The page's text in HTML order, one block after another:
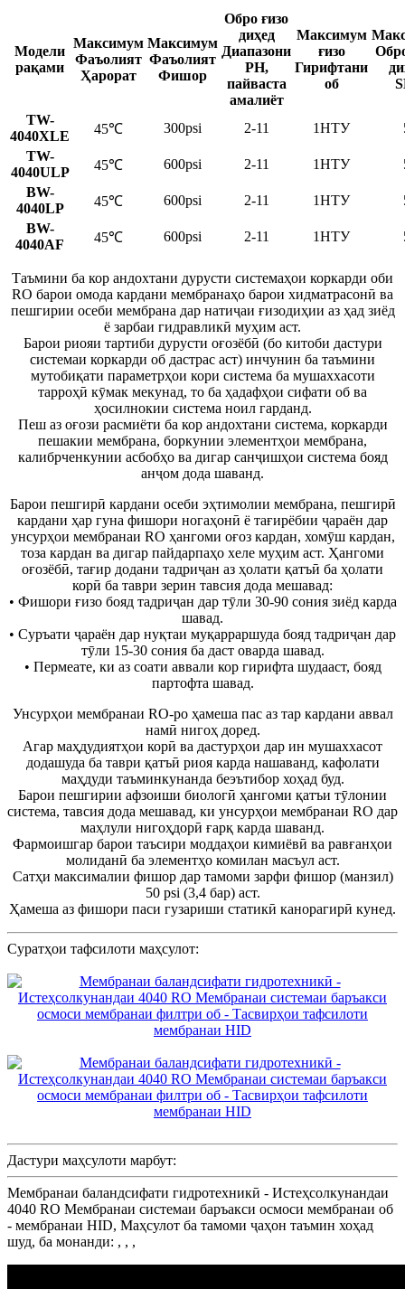
Модели
рақами
Максимум
Фаъолият
Ҳарорат
Максимум
Фаъолият
Фишор
Обро ғизо
диҳед
Диапазони
PH,
пайваста
амалиёт
Максимум
ғизо
Гирифтани
об
TW-
4040XLE
45℃ 300psi 2-11 1НТУ
TW-
4040ULP
45℃ 600psi 2-11 1НТУ
BW-
4040LP
45℃ 600psi 2-11 1НТУ
BW-
4040AF
45℃ 600psi 2-11 1НТУ
Таъмини ба кор андохтани дурусти системаҳои коркарди оби
RO барои омода кардани мембранаҳо барои хидматрасонӣ ва
пешгирии осеби мембрана дар натиҷаи ғизодиҳии аз ҳад зиёд
ё зарбаи гидравликӣ муҳим аст.
Барои риояи тартиби дурусти оғозёбӣ (бо китоби дастури
системаи коркарди об дастрас аст) инчунин ба таъмини
мутобиқати параметрҳои кори система ба мушаххасоти
тарроҳӣ кӯмак мекунад, то ба ҳадафҳои сифати об ва
ҳосилнокии система ноил гарданд.
Пеш аз оғози расмиёти ба кор андохтани система, коркарди
пешакии мембрана, боркунии элементҳои мембрана,
калибрченкунии асбобҳо ва дигар санҷишҳои система бояд
анҷом дода шаванд.
Барои пешгирӣ кардани осеби эҳтимолии мембрана, пешгирӣ
кардани ҳар гуна фишори ногаҳонӣ ё тағирёбии ҷараён дар
унсурҳои мембранаи RO ҳангоми оғоз кардан, хомӯш кардан,
тоза кардан ва дигар пайдарпаҳо хеле муҳим аст. Ҳангоми
оғозёбӣ, тағир додани тадриҷан аз ҳолати қатъӣ ба ҳолати
корӣ ба таври зерин тавсия дода мешавад:
• Фишори ғизо бояд тадриҷан дар тӯли 30-90 сония зиёд карда
шавад.
• Суръати ҷараён дар нуқтаи муқарраршуда бояд тадриҷан дар
тӯли 15-30 сония ба даст оварда шавад.
• Пермеате, ки аз соати аввали кор гирифта шудааст, бояд
партофта шавад.
Унсурҳои мембранаи RO-ро ҳамеша пас аз тар кардани аввал
намӣ нигоҳ доред.
Агар маҳдудиятҳои корӣ ва дастурҳои дар ин мушаххасот
додашуда ба таври қатъӣ риоя карда нашаванд, кафолати
маҳдуди таъминкунанда беэътибор хоҳад буд.
Барои пешгирии афзоиши биологӣ ҳангоми қатъи тӯлонии
система, тавсия дода мешавад, ки унсурҳои мембранаи RO дар
маҳлули нигоҳдорӣ ғарқ карда шаванд.
Фармоишгар барои таъсири моддаҳои кимиёвӣ ва равғанҳои
молиданӣ ба элементҳо комилан масъул аст.
Сатҳи максималии фишор дар тамоми зарфи фишор (манзил)
50 psi (3,4 бар) аст.
Ҳамеша аз фишори паси гузариши статикӣ канорагирӣ кунед.
Суратҳои тафсилоти маҳсулот:
Дастури маҳсулоти марбут:
Мембранаи баландсифати гидротехникӣ - Истеҳсолкунандаи
4040 RO Мембранаи системаи баръакси осмоси мембранаи об
- мембранаи HID, Маҳсулот ба тамоми ҷаҳон таъмин хоҳад
шуд, ба монанди: , , ,